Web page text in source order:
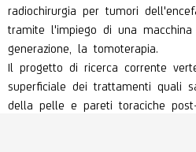
radiochirurgia per tumori
tramite l'impiego di una
generazione, la tomoterapia.
Il progetto di ricerca corrente
superficiale dei trattamenti quali
della pelle e pareti toraciche post-